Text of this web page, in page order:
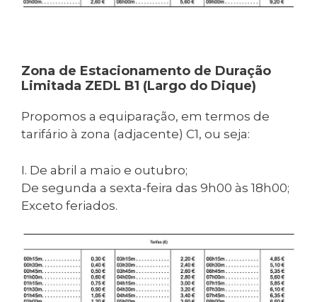
Zona de Estacionamento de Duração
Limitada ZEDL B1 (Largo do Dique)
Propomos a equiparação, em termos de
tarifário à zona (adjacente) C1, ou seja:
I. De abril a maio e outubro;
De segunda a sexta-feira das 9h00 às 18h00;
Exceto feriados.